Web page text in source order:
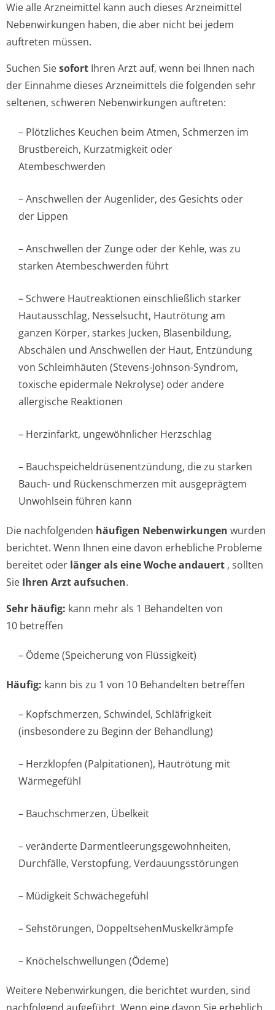
Wie alle Arzneimittel kann auch dieses Arzneimittel
Nebenwirkungen haben, die aber nicht bei jedem
auftreten müssen.
Suchen Siesofort Ihren Arzt auf, wenn bei Ihnen nach
der Einnahme dieses Arzneimittels die folgenden sehr
seltenen, schweren Nebenwirkungen auftreten:
– Plötzliches Keuchen beim Atmen, Schmerzen im
Brustbereich, Kurzatmigkeit oder
Atembeschwerden
– Anschwellen der Augenlider, des Gesichts oder
der Lippen
– Anschwellen der Zunge oder der Kehle, was zu
starken Atembeschwerden führt
– Schwere Hautreaktionen einschließlich starker
Hautausschlag, Nesselsucht, Hautrötung am
ganzen Körper, starkes Jucken, Blasenbildung,
Abschälen und Anschwellen der Haut, Entzündung
von Schleimhäuten (Stevens-Johnson-Syndrom,
toxische epidermale Nekrolyse) oder andere
allergische Reaktionen
– Herzinfarkt, ungewöhnlicher Herzschlag
– Bauchspeichel­drüsenentzündun­g, die zu starken
Bauch- und Rückenschmerzen mit ausgeprägtem
Unwohlsein führen kann
Die nachfolgenden häufigen Nebenwirkungen wurden
berichtet. Wenn Ihnen eine davon erhebliche Probleme
bereitet oder länger als eine Woche andauert , sollten
Sie Ihren Arzt aufsuchen.
Sehr häufig: kann mehr als 1 Behandelten von
10 betreffen
– Ödeme (Speicherung von Flüssigkeit)
Häufig: kann bis zu 1 von 10 Behandelten betreffen
– Kopfschmerzen, Schwindel, Schläfrigkeit
(insbesondere zu Beginn der Behandlung)
– Herzklopfen (Palpitationen), Hautrötung mit
Wärmegefühl
– Bauchschmerzen, Übelkeit
– veränderte Darmentleerun­gsgewohnheiten,
Durchfälle, Verstopfung, Verdauungsstörungen
– Müdigkeit Schwächegefühl
– Sehstörungen, DoppeltsehenMus­kelkrämpfe
– Knöchelschwellungen (Ödeme)
Weitere Nebenwirkungen, die berichtet wurden, sind